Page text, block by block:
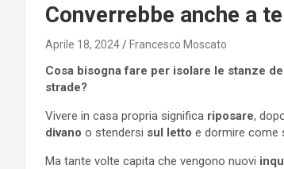
Converrebbe anche a te
Aprile 18, 2024 Francesco Moscato
Cosa bisogna fare per isolare le stanze
strade?
Vivere in casa propria significa riposare,
divano o stendersi sul letto e dormire come
Ma tante volte capita che vengono nuovi